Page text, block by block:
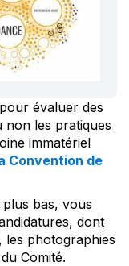
évaluer des
non les pratiques
immatériel
Convention de
bas, vous
dont
les photographies
Comité.